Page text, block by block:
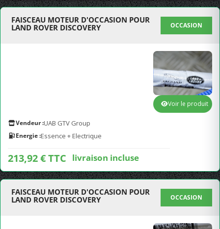
FAISCEAU MOTEUR D'OCCASION POUR
LAND ROVER DISCOVERY
OCCASION
Vendeur :UAB GTV Group
Energie :Essence + Electrique
213,92 € TTC livraison incluse
Voir le produit
FAISCEAU MOTEUR D'OCCASION POUR
LAND ROVER DISCOVERY
OCCASION